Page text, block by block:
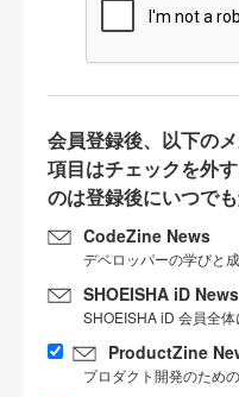
会員登録後、以下の
項目はチェックを外
のは登録後にいつで
CodeZine News
デベロッパーの学びと
SHOEISHA iD News
SHOEISHA iD 会員全
ProductZine
プロダクト開発のため